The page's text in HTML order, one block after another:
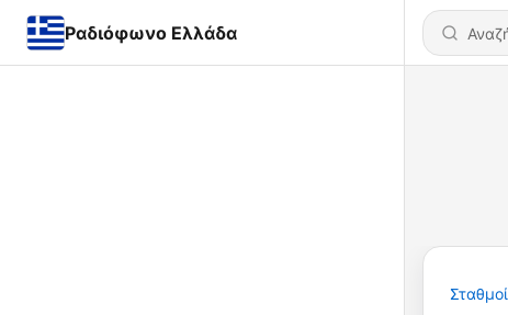
Ραδιόφωνο Ελλάδα
Σταθμοί